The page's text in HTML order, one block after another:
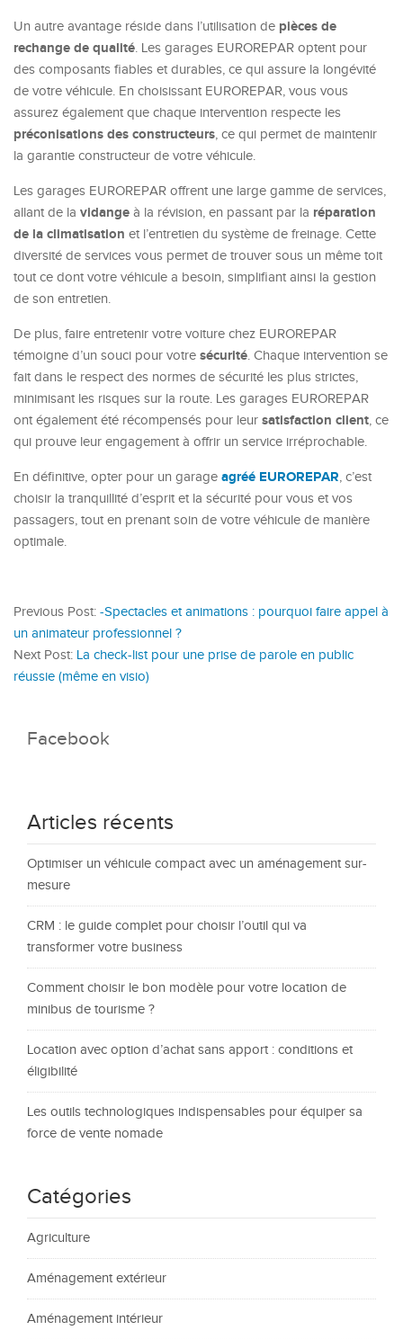
Un autre avantage réside dans l’utilisation de pièces de
rechange de qualité. Les garages EUROREPAR optent pour
des composants fiables et durables, ce qui assure la longévité
de votre véhicule. En choisissant EUROREPAR, vous vous
assurez également que chaque intervention respecte les
préconisations des constructeurs, ce qui permet de maintenir
la garantie constructeur de votre véhicule.
Les garages EUROREPAR offrent une large gamme de services,
allant de la vidange à la révision, en passant par la réparation
de la climatisation et l’entretien du système de freinage. Cette
diversité de services vous permet de trouver sous un même toit
tout ce dont votre véhicule a besoin, simplifiant ainsi la gestion
de son entretien.
De plus, faire entretenir votre voiture chez EUROREPAR
témoigne d’un souci pour votre sécurité. Chaque intervention se
fait dans le respect des normes de sécurité les plus strictes,
minimisant les risques sur la route. Les garages EUROREPAR
ont également été récompensés pour leur satisfaction client, ce
qui prouve leur engagement à offrir un service irréprochable.
En définitive, opter pour un garage agréé EUROREPAR, c’est
choisir la tranquillité d’esprit et la sécurité pour vous et vos
passagers, tout en prenant soin de votre véhicule de manière
optimale.
Previous Post: -Spectacles et animations : pourquoi faire appel à
un animateur professionnel ?
Next Post: La check-list pour une prise de parole en public
réussie (même en visio)
Facebook
Articles récents
Optimiser un véhicule compact avec un aménagement sur-
mesure
CRM : le guide complet pour choisir l’outil qui va
transformer votre business
Comment choisir le bon modèle pour votre location de
minibus de tourisme ?
Location avec option d’achat sans apport : conditions et
éligibilité
Les outils technologiques indispensables pour équiper sa
force de vente nomade
Catégories
Agriculture
Aménagement extérieur
Aménagement intérieur